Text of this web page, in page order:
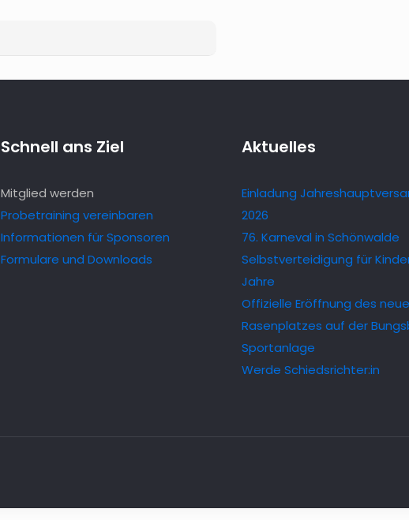
Schnell ans Ziel
Mitglied werden
Probetraining vereinbaren
Informationen für Sponsoren
Formulare und Downloads
Aktuelles
Einladung
2026
76. Karneval in Schönwalde
Selbstverteidigung für
Jahre
Offizielle Eröffnung des
Rasenplatzes auf der
Sportanlage
Werde Schiedsrichter:in